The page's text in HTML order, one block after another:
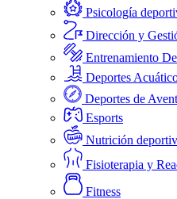
Psicología
Dirección y
Entrenamiento
Deportes
Deportes de
Esports
Nutrición
Fisioterapia y
Fitness